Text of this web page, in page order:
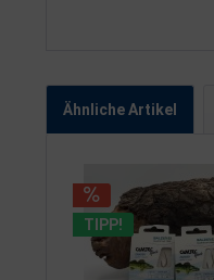
Ähnliche Artikel
TIPP!